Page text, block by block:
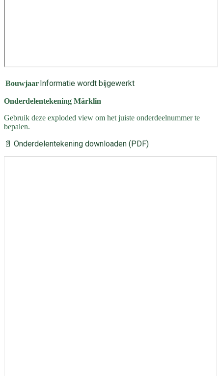
BouwjaarInformatie wordt bijgewerkt
Onderdelentekening Märklin
Gebruik deze exploded view om het juiste onderdeelnummer te
bepalen.
📄 Onderdelentekening downloaden (PDF)